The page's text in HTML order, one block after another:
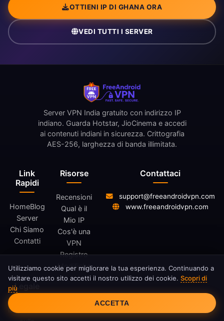
OTTIENI IP DI GHANA ORA
VEDI TUTTI I SERVER
Link
Rapidi
HomeBlog
Server
Chi Siamo
Contatti
Risorse
Recensioni
Qual è il
Mio IP
Cos'è una
VPN
Registro
Modifiche
Legale
Informativa
Server VPN India gratuito con indirizzo IP
indiano. Guarda Hotstar, JioCinema e accedi
ai contenuti indiani in sicurezza. Crittografia
AES-256, larghezza di banda illimitata.
Contattaci
support@freeandroidvpn.com
www.freeandroidvpn.com
Consenso Cookie
Utilizziamo cookie per migliorare la tua esperienza. Continuando a
visitare questo sito accetti il nostro utilizzo dei cookie. Scopri di
più
ACCETTA